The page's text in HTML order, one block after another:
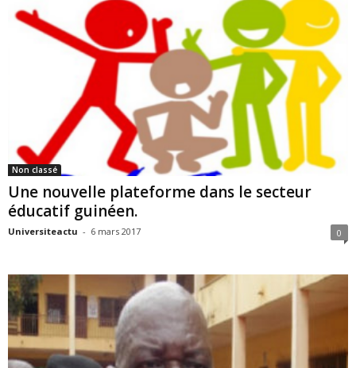
Non classé
Une nouvelle plateforme dans le secteur
éducatif guinéen.
Universiteactu - 6 mars 2017 0